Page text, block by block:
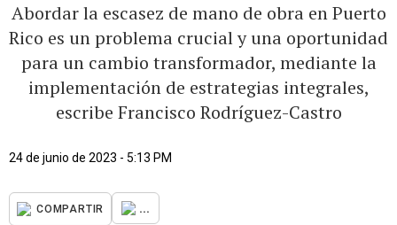
Abordar la escasez de mano de obra en Puerto
Rico es un problema crucial y una oportunidad
para un cambio transformador, mediante la
implementación de estrategias integrales,
escribe Francisco Rodríguez-Castro
24 de junio de 2023 - 5:13 PM
COMPARTIR ...